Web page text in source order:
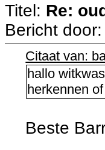
Titel: Re:
Bericht door:
Citaat van:
hallo
herkennen
Beste